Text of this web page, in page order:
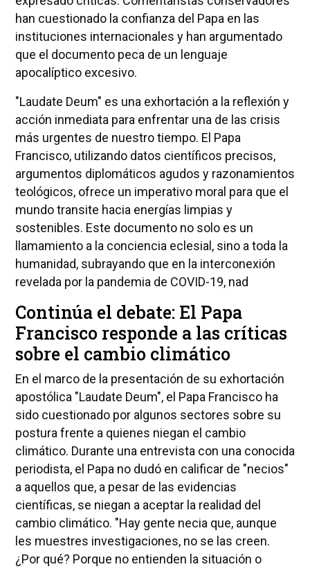
han cuestionado la confianza del Papa en las
instituciones internacionales y han argumentado
que el documento peca de un lenguaje
apocalíptico excesivo.
"Laudate Deum" es una exhortación a la reflexión y
acción inmediata para enfrentar una de las crisis
más urgentes de nuestro tiempo. El Papa
Francisco, utilizando datos científicos precisos,
argumentos diplomáticos agudos y razonamientos
teológicos, ofrece un imperativo moral para que el
mundo transite hacia energías limpias y
sostenibles. Este documento no solo es un
llamamiento a la conciencia eclesial, sino a toda la
humanidad, subrayando que en la interconexión
revelada por la pandemia de COVID-19, nad
Continúa el debate: El Papa
Francisco responde a las críticas
sobre el cambio climático
En el marco de la presentación de su exhortación
apostólica "Laudate Deum", el Papa Francisco ha
sido cuestionado por algunos sectores sobre su
postura frente a quienes niegan el cambio
climático. Durante una entrevista con una conocida
periodista, el Papa no dudó en calificar de "necios"
a aquellos que, a pesar de las evidencias
científicas, se niegan a aceptar la realidad del
cambio climático. "Hay gente necia que, aunque
les muestres investigaciones, no se las creen.
¿Por qué? Porque no entienden la situación o